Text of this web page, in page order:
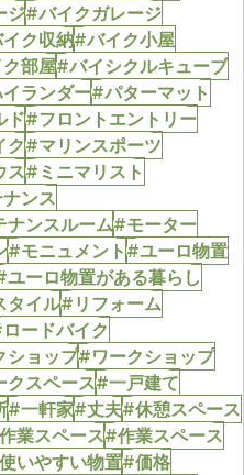
ジ#バイクガレージ
ク収納#バイク小屋
部屋#バイシクルキューブ
ランダー#パターマット
ド#フロントエントリー
ク#マリンスポーツ
ス#ミニマリスト
ンス
ナンスルーム#モーター
#モニュメント#ユーロ物置
ユーロ物置がある暮らし
タイル#リフォーム
ードバイク
ショップ#ワークショップ
クスペース#一戸建て
#一軒家#丈夫#休憩スペース
業スペース#作業スペース
いやすい物置#価格